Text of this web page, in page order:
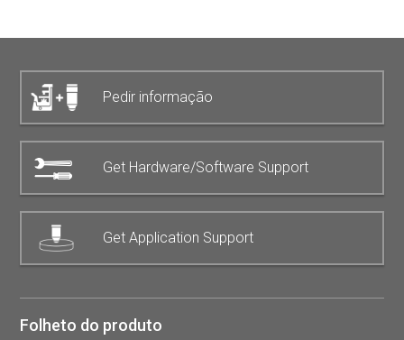
Pedir informação
Get Hardware/Software Support
Get Application Support
Folheto do produto